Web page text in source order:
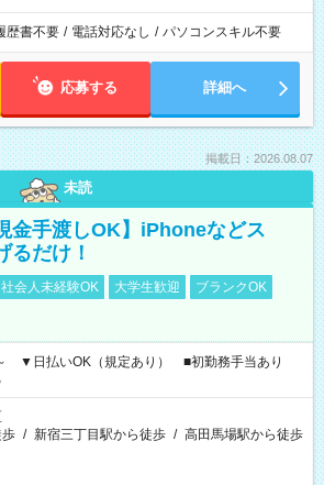
歴書不要 / 電話対応なし / パソコンスキル不要
応募する 詳細へ
掲載日：2026.08.07
未読
金手渡しOK】iPhoneなどス
るだけ！
社会人未経験OK 大学生歓迎
ブランクOK
▼日払いOK（規定あり） ■初勤務手当あり
/ 新宿三丁目駅から徒歩 / 高田馬場駅から徒歩